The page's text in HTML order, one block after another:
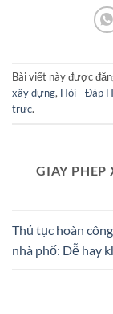
Bài viết này được
xây dựng, Hỏi - Đáp
trực.
GIAY PHEP
Thủ tục hoàn
nhà phố: Dễ hay